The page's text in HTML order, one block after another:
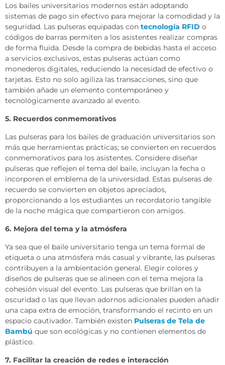
Los bailes universitarios modernos están adoptando
sistemas de pago sin efectivo para mejorar la comodidad y la
seguridad. Las pulseras equipadas con tecnología RFID o
códigos de barras permiten a los asistentes realizar compras
de forma fluida. Desde la compra de bebidas hasta el acceso
a servicios exclusivos, estas pulseras actúan como
monederos digitales, reduciendo la necesidad de efectivo o
tarjetas. Esto no solo agiliza las transacciones, sino que
también añade un elemento contemporáneo y
tecnológicamente avanzado al evento.
5. Recuerdos conmemorativos
Las pulseras para los bailes de graduación universitarios son
más que herramientas prácticas; se convierten en recuerdos
conmemorativos para los asistentes. Considere diseñar
pulseras que reflejen el tema del baile, incluyan la fecha o
incorporen el emblema de la universidad. Estas pulseras de
recuerdo se convierten en objetos apreciados,
proporcionando a los estudiantes un recordatorio tangible
de la noche mágica que compartieron con amigos.
6. Mejora del tema y la atmósfera
Ya sea que el baile universitario tenga un tema formal de
etiqueta o una atmósfera más casual y vibrante, las pulseras
contribuyen a la ambientación general. Elegir colores y
diseños de pulseras que se alineen con el tema mejora la
cohesión visual del evento. Las pulseras que brillan en la
oscuridad o las que llevan adornos adicionales pueden añadir
una capa extra de emoción, transformando el recinto en un
espacio cautivador. También existen Pulseras de Tela de
Bambú que son ecológicas y no contienen elementos de
plástico.
7. Facilitar la creación de redes e interacción